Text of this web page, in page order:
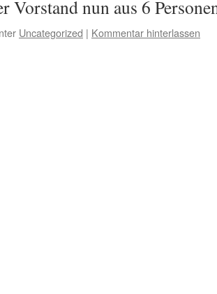
Vorstand nun aus 6
Uncategorized | Kommentar hinterlassen